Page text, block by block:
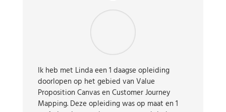
Ik heb met Linda een 1 daagse opleiding
doorlopen op het gebied van Value
Proposition Canvas en Customer Journey
Mapping. Deze opleiding was op maat en 1